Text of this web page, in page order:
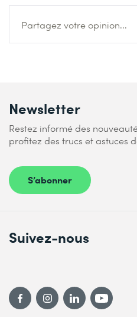
Partagez votre opinion...
Newsletter
Restez informé des
profitez des trucs et astuces
S’abonner
Suivez-nous